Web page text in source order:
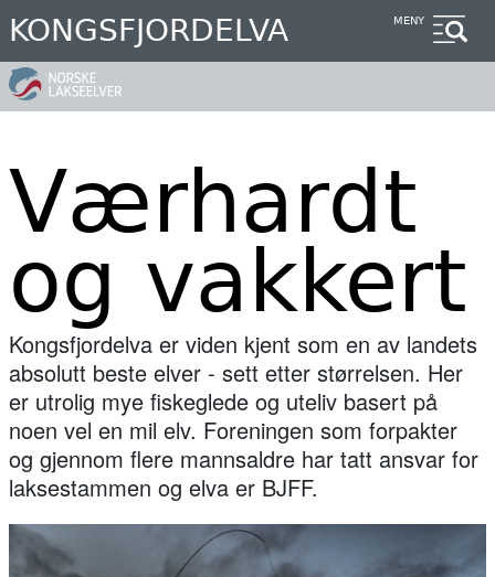
Hopp
til
hovedinnhold
KONGSFJORDELVA MENY
Værhardt
og vakkert
Kongsfjordelva er viden kjent som en av landets
absolutt beste elver - sett etter størrelsen. Her
er utrolig mye fiskeglede og uteliv basert på
noen vel en mil elv. Foreningen som forpakter
og gjennom flere mannsaldre har tatt ansvar for
laksestammen og elva er BJFF.